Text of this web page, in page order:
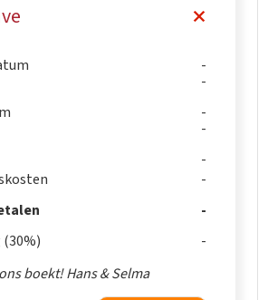
boekt! Hans & Selma